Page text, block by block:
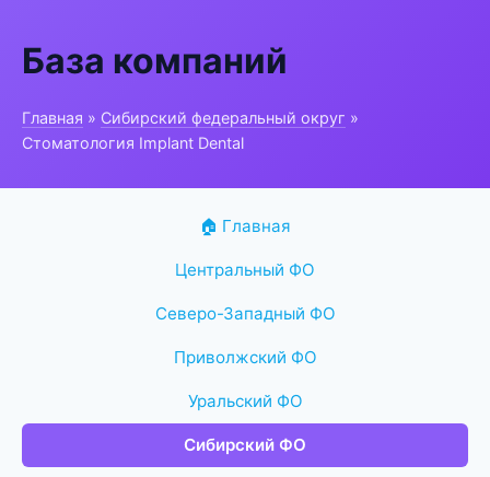
База компаний
Главная » Сибирский федеральный округ »
Стоматология Implant Dental
🏠 Главная
Центральный ФО
Северо-Западный ФО
Приволжский ФО
Уральский ФО
Сибирский ФО